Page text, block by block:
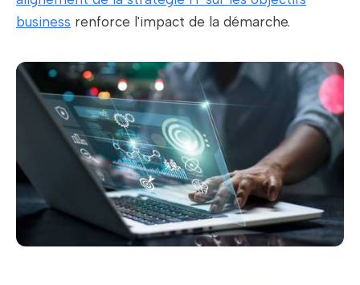
business renforce l'impact de la démarche.